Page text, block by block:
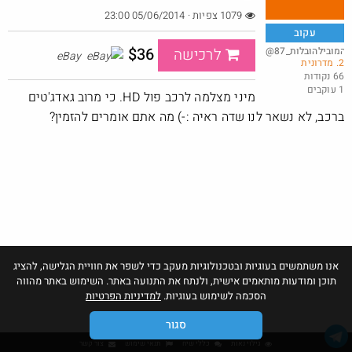
רביעיית תחתוני בוקסר אד הארדי ב-25 דולר, ונכללים במשלוח חינם
1· 3 · 98
אנו משתמשים בעוגיות ובטכנולוגיות מעקב כדי לשפר את חוויית הגלישה, להציג
תוכן ומודעות מותאמים אישית, ולנתח את התנועה באתר. השימוש באתר מהווה
הסכמה לשימוש בעוגיות. למדיניות הפרטיות
סגור
עקוב
@המובילהובלות_87
2. מדרונית
66 נקודות
1 עוקבים
לרכישה $36
eBay
מיני מצלמה לרכב פול HD. כי מרוב גאדג'טים
ברכב, לא נשאר לנו שדה ראיה :-) מה אתם אומרים להזמין?